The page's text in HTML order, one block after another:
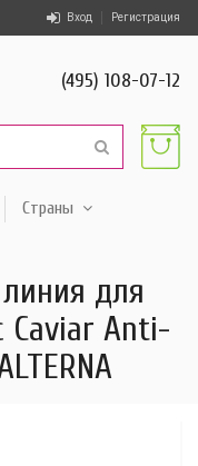
Вход Регистрация
(495) 108-07-12
Страны
для
Caviar Anti-